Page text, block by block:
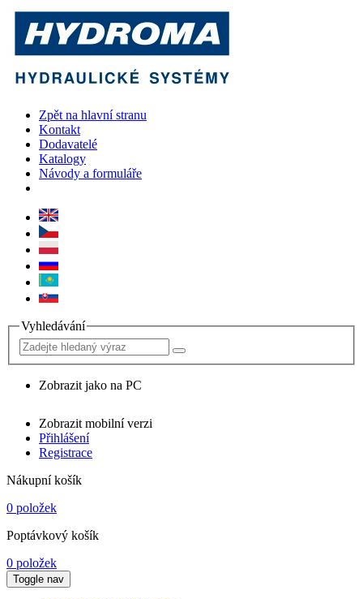
Zpět na hlavní stranu
Kontakt
Dodavatelé
Katalogy
Návody a formuláře
Vyhledávání
Zobrazit jako na PC
Zobrazit mobilní verzi
Přihlášení
Registrace
Nákupní košík
0 položek
Poptávkový košík
0 položek
Toggle nav